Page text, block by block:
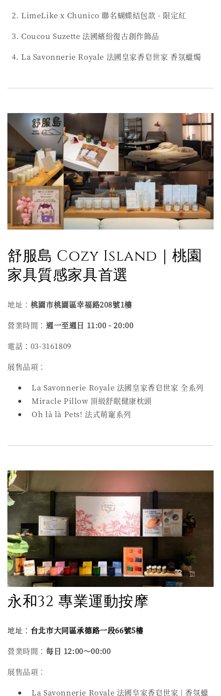
2. LimeLike x Chunico 聯名蝴蝶結包款 - 限定紅
3. Coucou Suzette 法國繽紛復古創作飾品
4. La Savonnerie Royale 法國皇家香皂世家 香氛蠟燭
舒服島 Cozy Island｜桃園
家具質感家具首選
地址： 桃園市桃園區幸福路208號1樓
營業時間： 週一至週日 11:00 - 20:00
電話：03-3161809
展售品項：
La Savonnerie Royale 法國皇家香皂世家 全系列
Miracle Pillow 頂級舒眠健康枕頭
Oh là là Pets! 法式萌寵系列
永和32 專業運動按摩
地址： 台北市大同區承德路一段66號5樓
營業時間： 每日 12:00～00:00
展售品項：
La Savonnerie Royale 法國皇家香皂世家 | 香氛蠟